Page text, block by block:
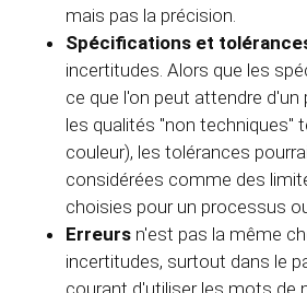
mais pas la précision.
Spécifications et
incertitudes. Alors que les
ce que l'on peut attendre
les qualités "non techniques"
couleur), les tolérances
considérées comme des
choisies pour un processus
Erreurs n'est pas la même
incertitudes, surtout dans le
courant d'utiliser les mots de